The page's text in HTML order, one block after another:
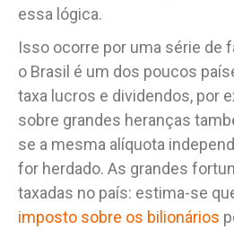
essa lógica.
Isso ocorre por uma série de
o Brasil é um dos poucos
taxa lucros e dividendos, por
sobre grandes heranças
se a mesma alíquota
for herdado. As grandes
taxadas no país: estima-se
imposto sobre os bilionários